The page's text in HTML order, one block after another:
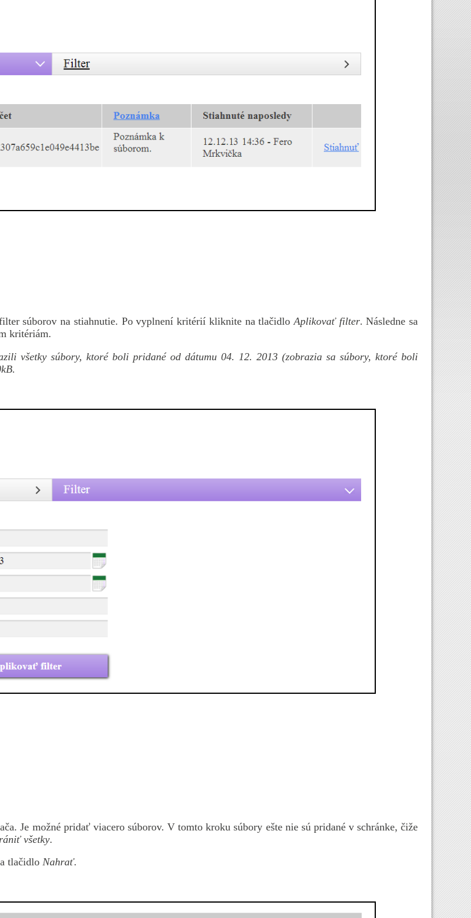
súborov na stiahnutie. Po vyplnení kritérií kliknite na tlačidloAplikovať filter. Následne sa
kritériám.
všetky súbory, ktoré boli pridané od dátumu 04. 12. 2013 (zobrazia sa súbory, ktoré boli
Je možné pridať viacero súborov. V tomto kroku súbory ešte nie sú pridané v schránke, čiže
všetky.
tlačidloNahrať.